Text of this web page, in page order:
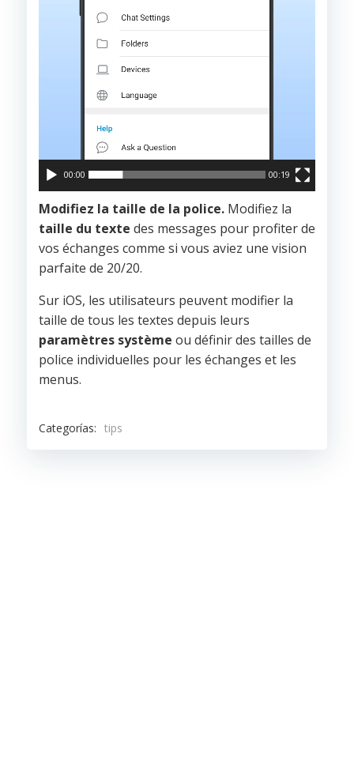
00:00 00:19
Modifiez la taille de la police. Modifiez la
taille du texte des messages pour profiter de
vos échanges comme si vous aviez une vision
parfaite de 20/20.
Sur iOS, les utilisateurs peuvent modifier la
taille de tous les textes depuis leurs
paramètres système ou définir des tailles de
police individuelles pour les échanges et les
menus.
Categorías: tips